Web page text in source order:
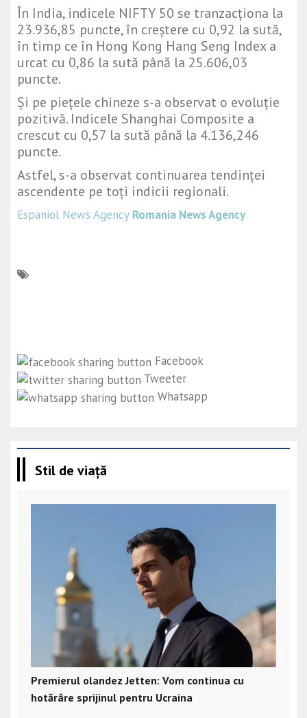
În India, indicele NIFTY 50 se tranzacționa la
23.936,85 puncte, în creștere cu 0,92 la sută,
în timp ce în Hong Kong Hang Seng Indexa
urcat cu 0,86 la sută până la 25.606,03
puncte.
Și pe piețele chineze s-a observat o evoluție
pozitivă. Indicele Shanghai Composite a
crescut cu 0,57 la sută până la 4.136,246
puncte.
Astfel, s-a observat continuarea tendinței
ascendente pe toți indicii regionali.
Espaniol News Agency Romania News Agency
Facebook
Tweeter
Whatsapp
Stil de viață
Premierul olandez Jetten: Vom continua cu
hotărâre sprijinul pentru Ucraina